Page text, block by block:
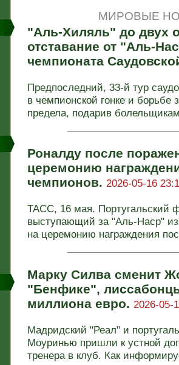
МИРОВЫЕ
"Аль-Хиляль" до двух
отставание от "Аль-
чемпионата
Предпоследний, 33-й тур
в чемпионской гонке и
предела, подарив
Роналду после
церемонию
чемпионов. 2026-05-16
ТАСС, 16 мая. Португальский
выступающий за "Аль-Наср"
на церемонию награждения
Марку Силва сменит
"Бенфике",
миллиона евро. 2026-05-
Мадридский "Реал" и
Моуринью пришли к устной
тренера в клуб. Как